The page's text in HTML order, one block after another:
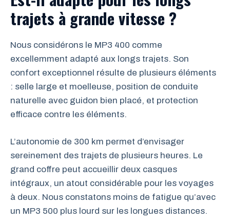
trajets à grande vitesse ?
Nous considérons le MP3 400 comme
excellemment adapté aux longs trajets. Son
confort exceptionnel résulte de plusieurs éléments
: selle large et moelleuse, position de conduite
naturelle avec guidon bien placé, et protection
efficace contre les éléments.
L’autonomie de 300 km permet d’envisager
sereinement des trajets de plusieurs heures. Le
grand coffre peut accueillir deux casques
intégraux, un atout considérable pour les voyages
à deux. Nous constatons moins de fatigue qu’avec
un MP3 500 plus lourd sur les longues distances.